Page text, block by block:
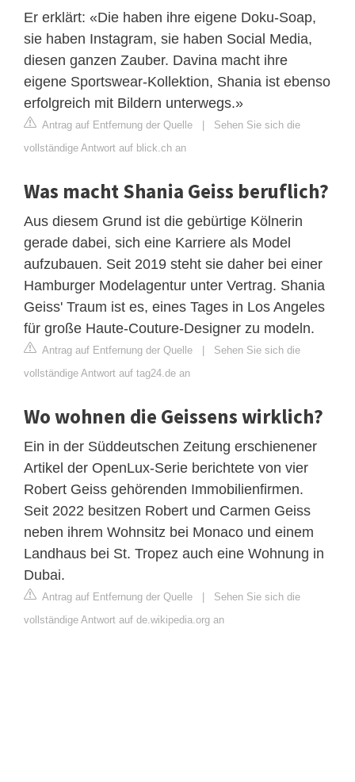
Er erklärt: «Die haben ihre eigene Doku-Soap,
sie haben Instagram, sie haben Social Media,
diesen ganzen Zauber. Davina macht ihre
eigene Sportswear-Kollektion, Shania ist ebenso
erfolgreich mit Bildern unterwegs.»
Antrag auf Entfernung der Quelle | Sehen Sie sich die
vollständige Antwort auf blick.ch an
Was macht Shania Geiss beruflich?
Aus diesem Grund ist die gebürtige Kölnerin
gerade dabei, sich eine Karriere als Model
aufzubauen. Seit 2019 steht sie daher bei einer
Hamburger Modelagentur unter Vertrag. Shania
Geiss' Traum ist es, eines Tages in Los Angeles
für große Haute-Couture-Designer zu modeln.
Antrag auf Entfernung der Quelle | Sehen Sie sich die
vollständige Antwort auf tag24.de an
Wo wohnen die Geissens wirklich?
Ein in der Süddeutschen Zeitung erschienener
Artikel der OpenLux-Serie berichtete von vier
Robert Geiss gehörenden Immobilienfirmen.
Seit 2022 besitzen Robert und Carmen Geiss
neben ihrem Wohnsitz bei Monaco und einem
Landhaus bei St. Tropez auch eine Wohnung in
Dubai.
Antrag auf Entfernung der Quelle | Sehen Sie sich die
vollständige Antwort auf de.wikipedia.org an